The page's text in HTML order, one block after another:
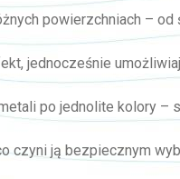
powierzchniach –
jednocześnie
po jednolite kolory
czyni ją bezpiecznym